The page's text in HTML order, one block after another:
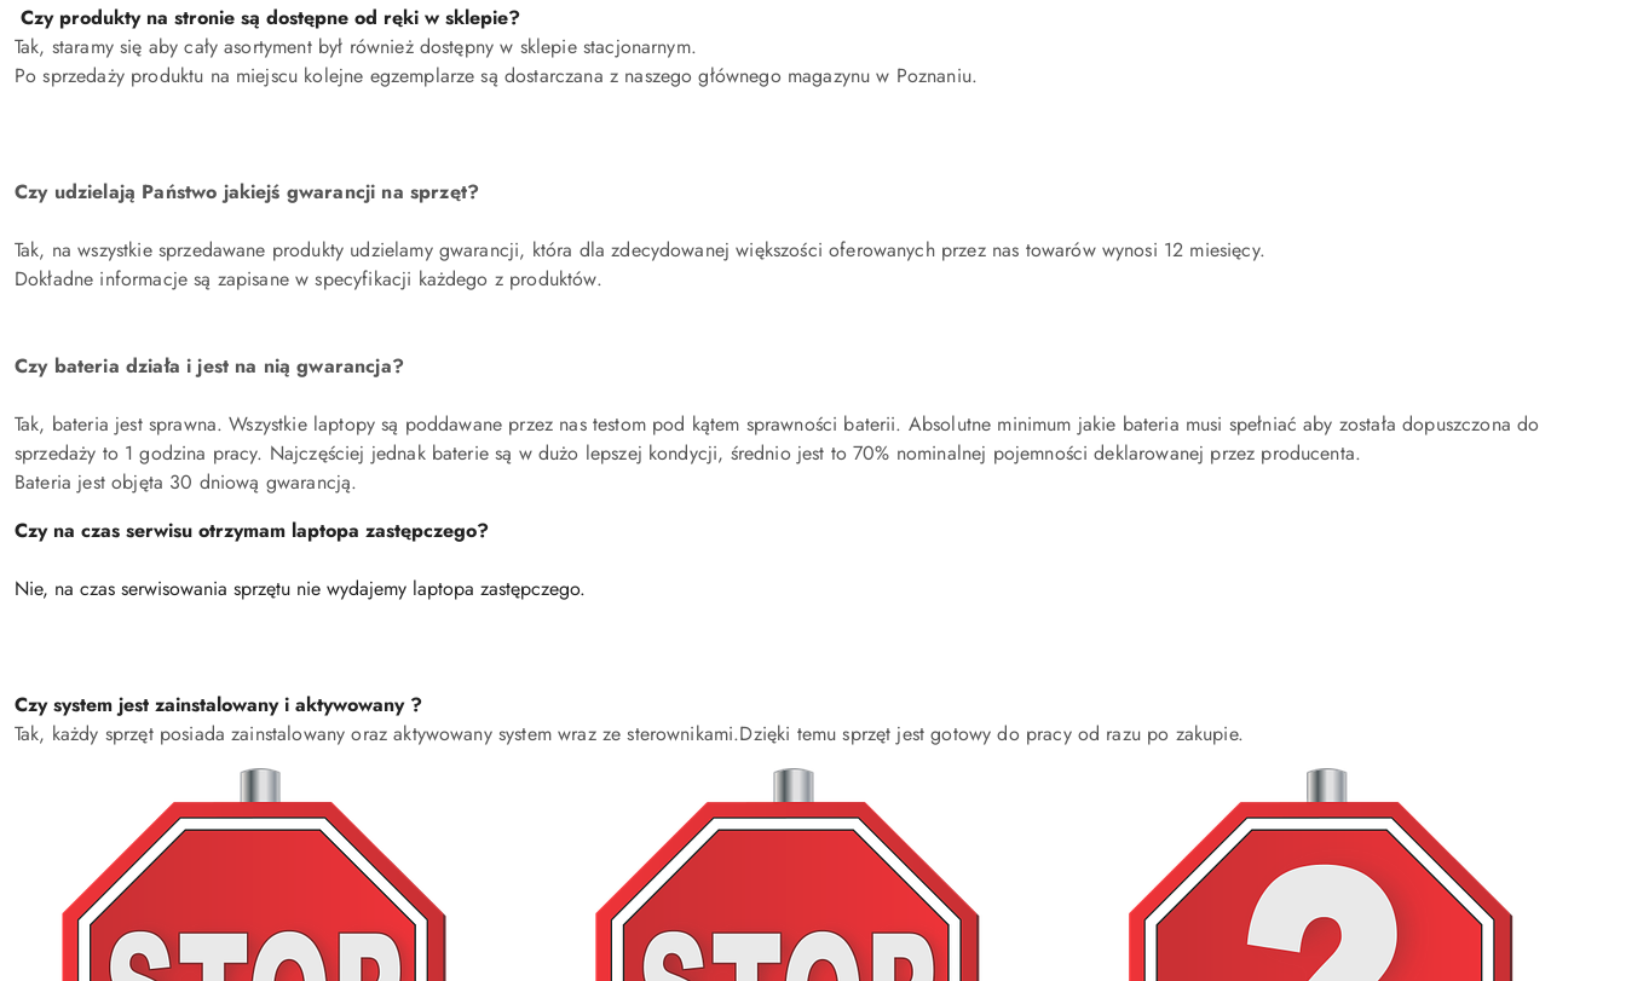
Czy produkty na stronie są dostępne od ręki w sklepie?
Tak, staramy się aby cały asortyment był również dostępny w sklepie stacjonarnym.
Po sprzedaży produktu na miejscu kolejne egzemplarze są dostarczana z naszego głównego magazynu w Poznaniu.
Czy udzielają Państwo jakiejś gwarancji na sprzęt?
Tak, na wszystkie sprzedawane produkty udzielamy gwarancji, która dla zdecydowanej większości oferowanych przez nas towarów wynosi 12 miesięcy.
Dokładne informacje są zapisane w specyfikacji każdego z produktów.
Czy bateria działa i jest na nią gwarancja?
Tak, bateria jest sprawna. Wszystkie laptopy są poddawane przez nas testom pod kątem sprawności baterii. Absolutne minimum jakie bateria musi spełniać aby została dopuszczona do
sprzedaży to 1 godzina pracy. Najczęściej jednak baterie są w dużo lepszej kondycji, średnio jest to 70% nominalnej pojemności deklarowanej przez producenta.
Bateria jest objęta 30 dniową gwarancją.
Czy na czas serwisu otrzymam laptopa zastępczego?
Nie, na czas serwisowania sprzętu nie wydajemy laptopa zastępczego.
Czy system jest zainstalowany i aktywowany ?
Tak, każdy sprzęt posiada zainstalowany oraz aktywowany system wraz ze sterownikami.Dzięki temu sprzęt jest gotowy do pracy od razu po zakupie.